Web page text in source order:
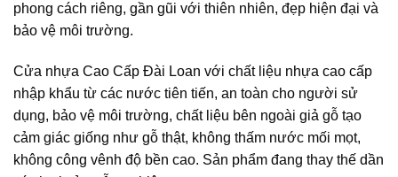
phong cách riêng, gần gũi với thiên nhiên, đẹp hiện đại và
bảo vệ môi trường.
Cửa nhựa Cao Cấp Đài Loan với chất liệu nhựa cao cấp
nhập khẩu từ các nước tiên tiến, an toàn cho người sử
dụng, bảo vệ môi trường, chất liệu bên ngoài giả gỗ tạo
cảm giác giống như gỗ thật, không thấm nước mối mọt,
không công vênh độ bền cao. Sản phẩm đang thay thế dần